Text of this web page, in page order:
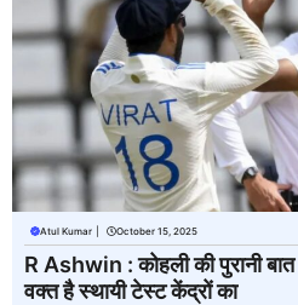
Atul Kumar October 15, 2025
R Ashwin : कोहली की पुरानी
वक्त है स्थायी टेस्ट केंद्रों का